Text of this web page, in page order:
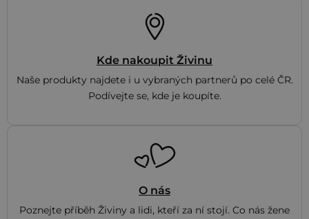
Kde nakoupit Živinu
Naše produkty najdete i u vybraných partnerů po celé ČR.
Podívejte se, kde je koupíte.
O nás
Poznejte příběh Živiny a lidi, kteří za ní stojí. Co nás žene